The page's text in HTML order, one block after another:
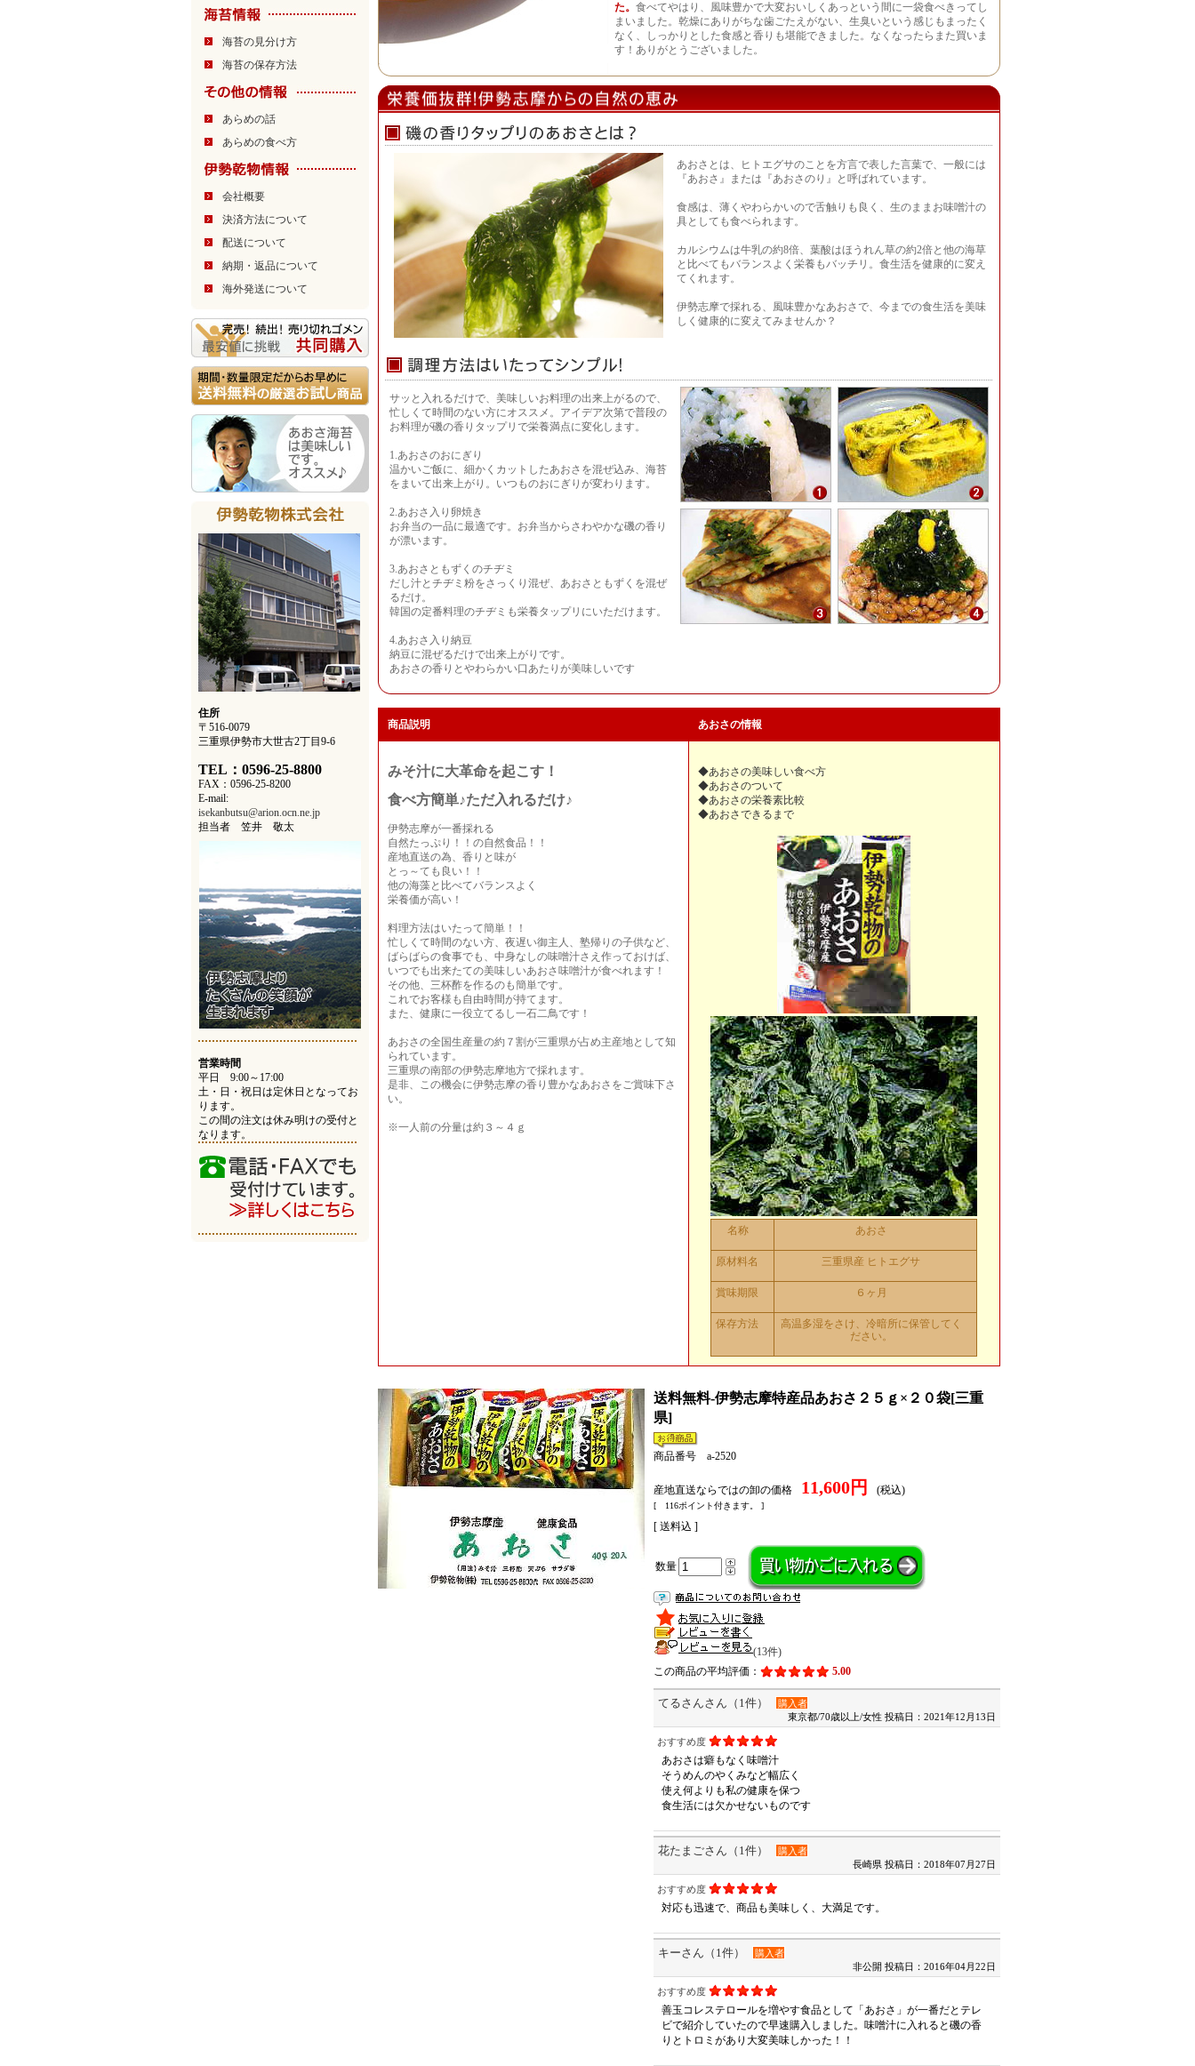
海苔の見分け方
海苔の保存方法
あらめの話
あらめの食べ方
会社概要
決済方法について
配送について
納期・返品について
海外発送について
住所
〒516-0079
三重県伊勢市大世古2丁目9-6
TEL：0596-25-8800
FAX：0596-25-8200
E-mail:
isekanbutsu@arion.ocn.ne.jp
担当者 笠井 敬太
営業時間
平日 9:00～17:00
土・日・祝日は定休日となってお
ります。
この間の注文は休み明けの受付と
なります。
た。 食べてやはり、風味豊かで大変おいしくあっという間に一袋食べきってし
まいました。乾燥にありがちな歯ごたえがない、生臭いという感じもまったく
なく、しっかりとした食感と香りも堪能できました。なくなったらまた買いま
す！ありがとうございました。
あおさとは、ヒトエグサのことを方言で表した言葉で、一般には
『あおさ』または『あおさのり』と呼ばれています。
食感は、薄くやわらかいので舌触りも良く、生のままお味噌汁の
具としても食べられます。
カルシウムは牛乳の約8倍、葉酸はほうれん草の約2倍と他の海草
と比べてもバランスよく栄養もバッチリ。食生活を健康的に変え
てくれます。
伊勢志摩で採れる、風味豊かなあおさで、今までの食生活を美味
しく健康的に変えてみませんか？
サッと入れるだけで、美味しいお料理の出来上がるので、
忙しくて時間のない方にオススメ。アイデア次第で普段の
お料理が磯の香りタップリで栄養満点に変化します。
1.あおさのおにぎり
温かいご飯に、細かくカットしたあおさを混ぜ込み、海苔
をまいて出来上がり。いつものおにぎりが変わります。
2.あおさ入り卵焼き
お弁当の一品に最適です。お弁当からさわやかな磯の香り
が漂います。
3.あおさともずくのチヂミ
だし汁とチヂミ粉をさっくり混ぜ、あおさともずくを混ぜ
るだけ。
韓国の定番料理のチヂミも栄養タップリにいただけます。
4.あおさ入り納豆
納豆に混ぜるだけで出来上がりです。
あおさの香りとやわらかい口あたりが美味しいです
商品説明 あおさの情報
みそ汁に大革命を起こす！
食べ方簡単♪ただ入れるだけ♪
伊勢志摩が一番採れる
自然たっぷり！！の自然食品！！
産地直送の為、香りと味が
とっ～ても良い！！
他の海藻と比べてバランスよく
栄養価が高い！
料理方法はいたって簡単！！
忙しくて時間のない方、夜遅い御主人、塾帰りの子供など、
ばらばらの食事でも、中身なしの味噌汁さえ作っておけば、
いつでも出来たての美味しいあおさ味噌汁が食べれます！
その他、三杯酢を作るのも簡単です。
これでお客様も自由時間が持てます。
また、健康に一役立てるし一石二鳥です！
あおさの全国生産量の約７割が三重県が占め主産地として知
られています。
三重県の南部の伊勢志摩地方で採れます。
是非、この機会に伊勢志摩の香り豊かなあおさをご賞味下さ
い。
※一人前の分量は約３～４ｇ
◆あおさの美味しい食べ方
◆あおさのついて
◆あおさの栄養素比較
◆あおさできるまで
名称 あおさ
原材料名 三重県産 ヒトエグサ
賞味期限 ６ヶ月
保存方法
高温多湿をさけ、冷暗所に保管してく
ださい。
送料無料-伊勢志摩特産品あおさ２５ｇ×２０袋[三重
県]
商品番号 a-2520
産地直送ならではの卸の価格 11,600円 (税込)
[ 116ポイント付きます。 ]
[ 送料込 ]
数量
(13件)
この商品の平均評価：
5.00
てるさんさん（1件）
購入者
東京都/70歳以上/女性 投稿日：2021年12月13日
おすすめ度
あおさは癖もなく味噌汁
そうめんのやくみなど幅広く
使え何よりも私の健康を保つ
食生活には欠かせないものです
花たまごさん（1件）
購入者
長崎県 投稿日：2018年07月27日
おすすめ度
対応も迅速で、商品も美味しく、大満足です。
キーさん（1件）
購入者
非公開 投稿日：2016年04月22日
おすすめ度
善玉コレステロールを増やす食品として「あおさ」が一番だとテレ
ビで紹介していたので早速購入しました。味噌汁に入れると磯の香
りとトロミがあり大変美味しかった！！